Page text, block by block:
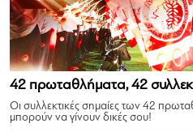
42 πρωταθλήματα, 42
Οι συλλεκτικές σημαίες των 42
μπορούν να γίνουν δικές σου!